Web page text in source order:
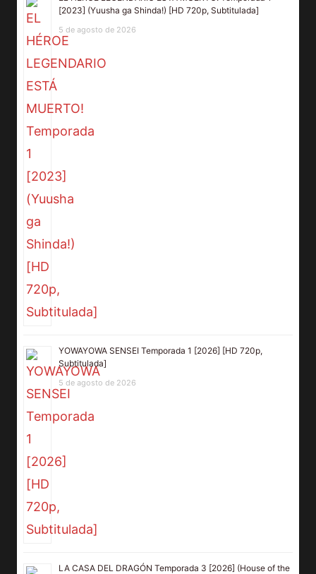
[2023] (Yuusha ga Shinda!) [HD 720p, Subtitulada]
5 de agosto de 2026
YOWAYOWA SENSEI Temporada 1 [2026] [HD 720p,
Subtitulada]
5 de agosto de 2026
LA CASA DEL DRAGÓN Temporada 3 [2026] (House of the